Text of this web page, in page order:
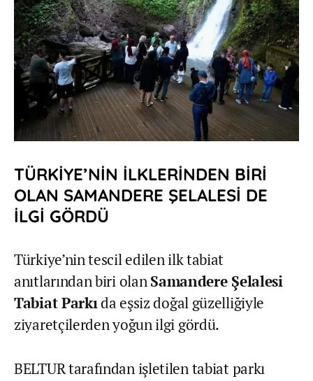
TÜRKİYE’NİN İLKLERİNDEN BİRİ
OLAN SAMANDERE ŞELALESİ DE
İLGİ GÖRDÜ
Türkiye’nin tescil edilen ilk tabiat
anıtlarından biri olanSamandere Şelalesi
Tabiat Parkıda eşsiz doğal güzelliğiyle
ziyaretçilerden yoğun ilgi gördü.
BELTUR tarafından işletilen tabiat parkı